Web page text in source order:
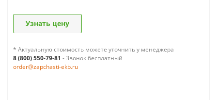
Узнать цену
* Актуальную стоимость можете уточнить у менеджера
8 (800) 550-79-81 - Звонок бесплатный
order@zapchasti-ekb.ru